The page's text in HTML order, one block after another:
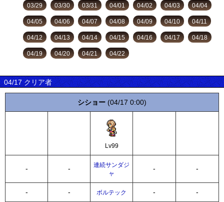
03/29 03/30 03/31 04/01 04/02 04/03 04/04
04/05 04/06 04/07 04/08 04/09 04/10 04/11
04/12 04/13 04/14 04/15 04/16 04/17 04/18
04/19 04/20 04/21 04/22
04/17 クリア者
シショー (04/17 0:00)
Lv99
- -
連続サンダジ
ャ
- -
- - ボルテック - -